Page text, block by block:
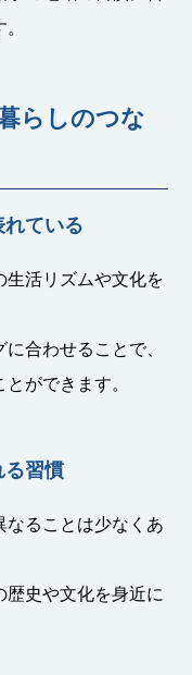
らしのつな
ている
生活リズムや文化を
合わせることで、
ができます。
る習慣
なることは少なくあ
歴史や文化を身近に